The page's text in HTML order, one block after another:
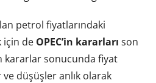
petrol fiyatlarındaki
için de OPEC’in kararları son
kararlar sonucunda fiyat
düşüşler anlık olarak